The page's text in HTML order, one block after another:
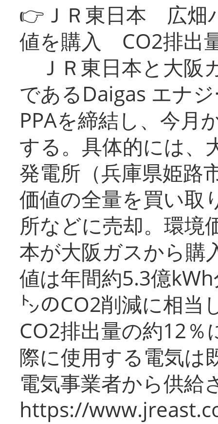
👉ＪＲ東日本 広畑
値を購入 CO2排出
ＪＲ東日本と大阪
であるDaigas エナ
PPAを締結し、今月
する。具体的には、
発電所（兵庫県姫路
価値の全量を買い取
所などに売却。環境
本が大阪ガスから購
値は年間約5.3億
㌧のCO2削減に相当
CO2排出量の約12％
際に使用する電気は
電気事業者から供給
https://